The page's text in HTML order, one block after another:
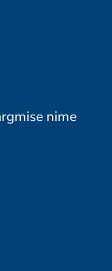
nime